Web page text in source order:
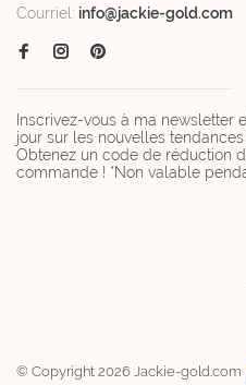
Courriel: info@jackie-gold.com
Inscrivez-vous à ma newsletter
jour sur les nouvelles
Obtenez un code de réduction
commande ! *Non valable
© Copyright 2026 Jackie-gold.com